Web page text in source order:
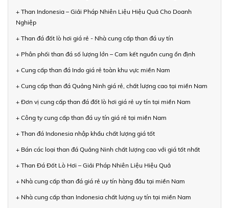
+ Than Indonesia – Giải Pháp Nhiên Liệu Hiệu Quả Cho Doanh
Nghiệp
+ Than đá đốt lò hơi giá rẻ - Nhà cung cấp than đá uy tín
+ Phân phối than đá số lượng lớn – Cam kết nguồn cung ổn định
+ Cung cấp than đá Indo giá rẻ toàn khu vực miền Nam
+ Cung cấp than đá Quảng Ninh giá rẻ, chất lượng cao tại miền Nam
+ Đơn vị cung cấp than đá đốt lò hơi giá rẻ uy tín tại miền Nam
+ Công ty cung cấp than đá uy tín giá rẻ tại miền Nam
+ Than đá Indonesia nhập khẩu chất lượng giá tốt
+ Bán các loại than đá Quảng Ninh chất lượng cao với giá tốt nhất
+ Than Đá Đốt Lò Hơi – Giải Pháp Nhiên Liệu Hiệu Quả
+ Nhà cung cấp than đá giá rẻ uy tín hàng đầu tại miền Nam
+ Nhà cung cấp than Indonesia chất lượng uy tín tại miền Nam